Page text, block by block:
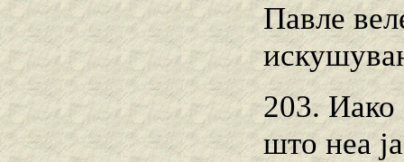
Павле
203. Иако
што неа